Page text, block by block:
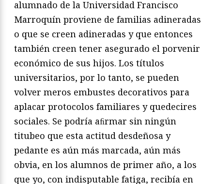
alumnado de la Universidad Francisco
Marroquín proviene de familias adineradas
o que se creen adineradas y que entonces
también creen tener asegurado el porvenir
económico de sus hijos. Los títulos
universitarios, por lo tanto, se pueden
volver meros embustes decorativos para
aplacar protocolos familiares y quedecires
sociales. Se podría aﬁrmar sin ningún
titubeo que esta actitud desdeñosa y
pedante es aún más marcada, aún más
obvia, en los alumnos de primer año, a los
que yo, con indisputable fatiga, recibía en